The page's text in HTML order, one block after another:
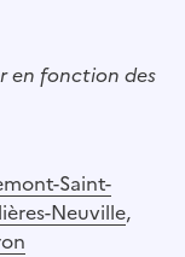
en fonction des
Saint-
Neuville,